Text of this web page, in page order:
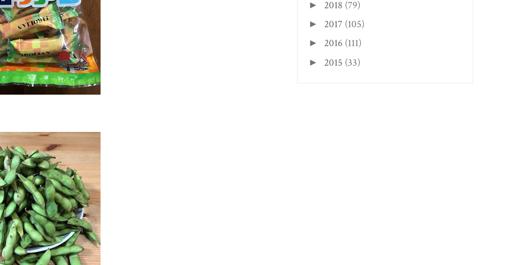
► 2018 (79)
► 2017 (105)
► 2016 (111)
► 2015 (33)